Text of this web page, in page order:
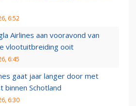
6:52
Airlines aan vooravond van
vlootuitbreiding ooit
6:45
gaat jaar langer door met
binnen Schotland
6:30